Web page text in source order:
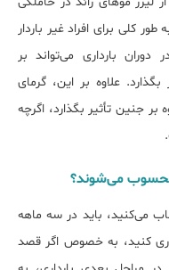
کلی برای افراد غیر باردار
بارداری می‌تواند بر
علاوه بر این، گرمای
بر جنین تأثیر بگذارد، اگرچه
ﻣﺤﺴﻮب میﺷﻮﻧﺪ؟
می‌کنید، باید در سه ماهه
کنید، به خصوص اگر قصد